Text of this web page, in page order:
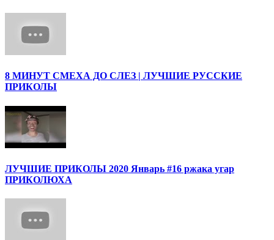
8 МИНУТ СМЕХА ДО СЛЕЗ | ЛУЧШИЕ РУССКИЕ
ПРИКОЛЫ
ЛУЧШИЕ ПРИКОЛЫ 2020 Январь #16 ржака угар
ПРИКОЛЮХА